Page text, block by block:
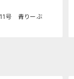
号 青りーぶ